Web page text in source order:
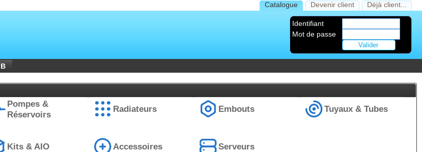
Catalogue Devenir client Déjà client...
Identifiant
Mot de passe
Pompes &
Réservoirs
Radiateurs Embouts Tuyaux & Tubes
Kits & AIO Accessoires Serveurs